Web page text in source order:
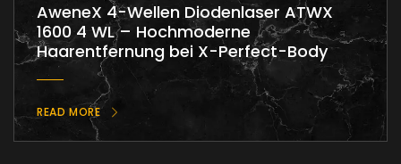
AweneX 4-Wellen Diodenlaser ATWX
1600 4 WL – Hochmoderne
Haarentfernung bei X-Perfect-Body
READ MORE